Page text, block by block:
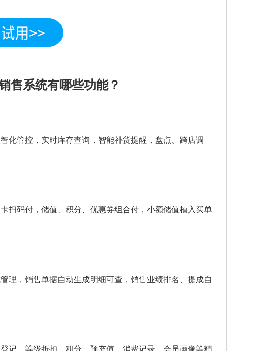
售系统有哪些功能？
化管控，实时库存查询，智能补货提醒，盘点、跨店调
扫码付，储值、积分、优惠券组合付，小额储值植入买单
理，销售单据自动生成明细可查，销售业绩排名、提成自
记、等级折扣、积分、预充值、消费记录，会员画像等精